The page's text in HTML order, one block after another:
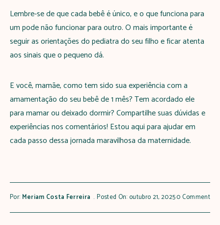
Lembre-se de que cada bebê é único, e o que funciona para
um pode não funcionar para outro. O mais importante é
seguir as orientações do pediatra do seu filho e ficar atenta
aos sinais que o pequeno dá.
E você, mamãe, como tem sido sua experiência com a
amamentação do seu bebê de 1 mês? Tem acordado ele
para mamar ou deixado dormir? Compartilhe suas dúvidas e
experiências nos comentários! Estou aqui para ajudar em
cada passo dessa jornada maravilhosa da maternidade.
Por: Meriam Costa Ferreira Posted On: outubro 21, 20250 Comment